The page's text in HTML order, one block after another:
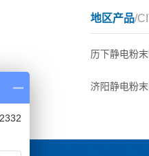
地区产品/
历下静电粉
济阳静电粉